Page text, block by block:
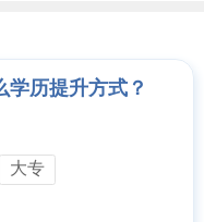
学历提升方式？
大专